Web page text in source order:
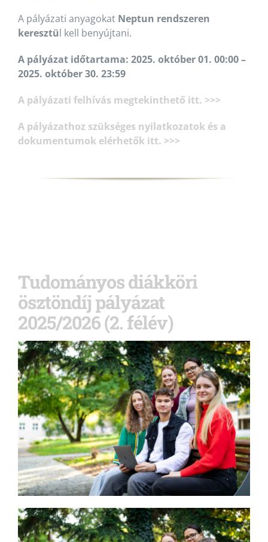
A pályázati anyagokat Neptun rendszeren
keresztül kell benyújtani.
A pályázat időtartama: 2025. október 01. 00:00 –
2025. október 30. 23:59
A pályázati felhívás megtekinthető itt. >>>
A pályázathoz szükséges nyilatkozatok és a
dokumentumok elérhetők itt. >>>
Tudományos diákköri
ösztöndíj pályázat
2025/2026 (2. félév)